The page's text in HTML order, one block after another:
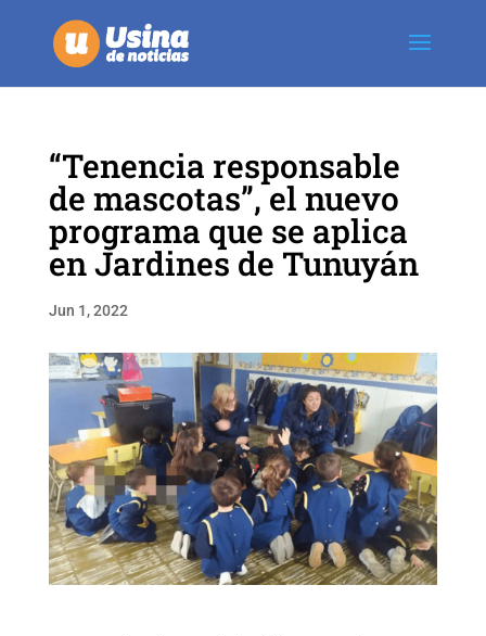
“Tenencia responsable
de mascotas”, el nuevo
programa que se aplica
en Jardines de Tunuyán
Jun 1, 2022